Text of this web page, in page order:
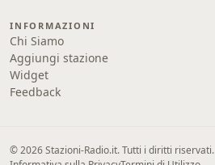
INFORMAZIONI
Chi Siamo
Aggiungi stazione
Widget
Feedback
© 2026 Stazioni-Radio.it. Tutti i diritti riservati.